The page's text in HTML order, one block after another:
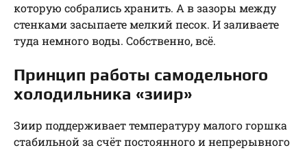
которую собрались хранить. А в зазоры между
стенками засыпаете мелкий песок. И заливаете
туда немного воды. Собственно, всё.
Принцип работы самодельного
холодильника «зиир»
Зиир поддерживает температуру малого горшка
стабильной за счёт постоянного и непрерывного